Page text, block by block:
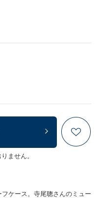
ません。
ケース。寺尾聰さんのミュー